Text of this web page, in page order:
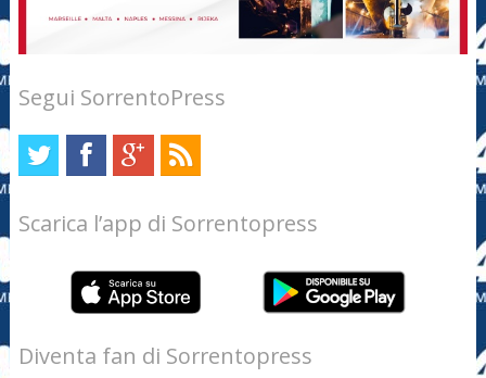
Segui SorrentoPress
Scarica l’app di Sorrentopress
Diventa fan di Sorrentopress